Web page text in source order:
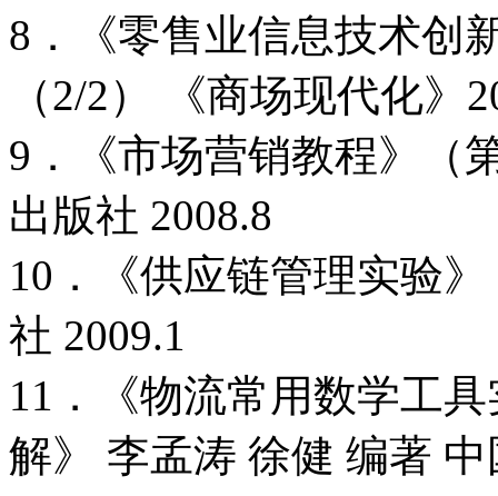
8．《零售业信息技术创
（2/2） 《商场现代化》
9．《市场营销教程》（
出版社 2008.8
10．《供应链管理实验
社 2009.1
11．《物流常用数学工
解》 李孟涛 徐健 编著